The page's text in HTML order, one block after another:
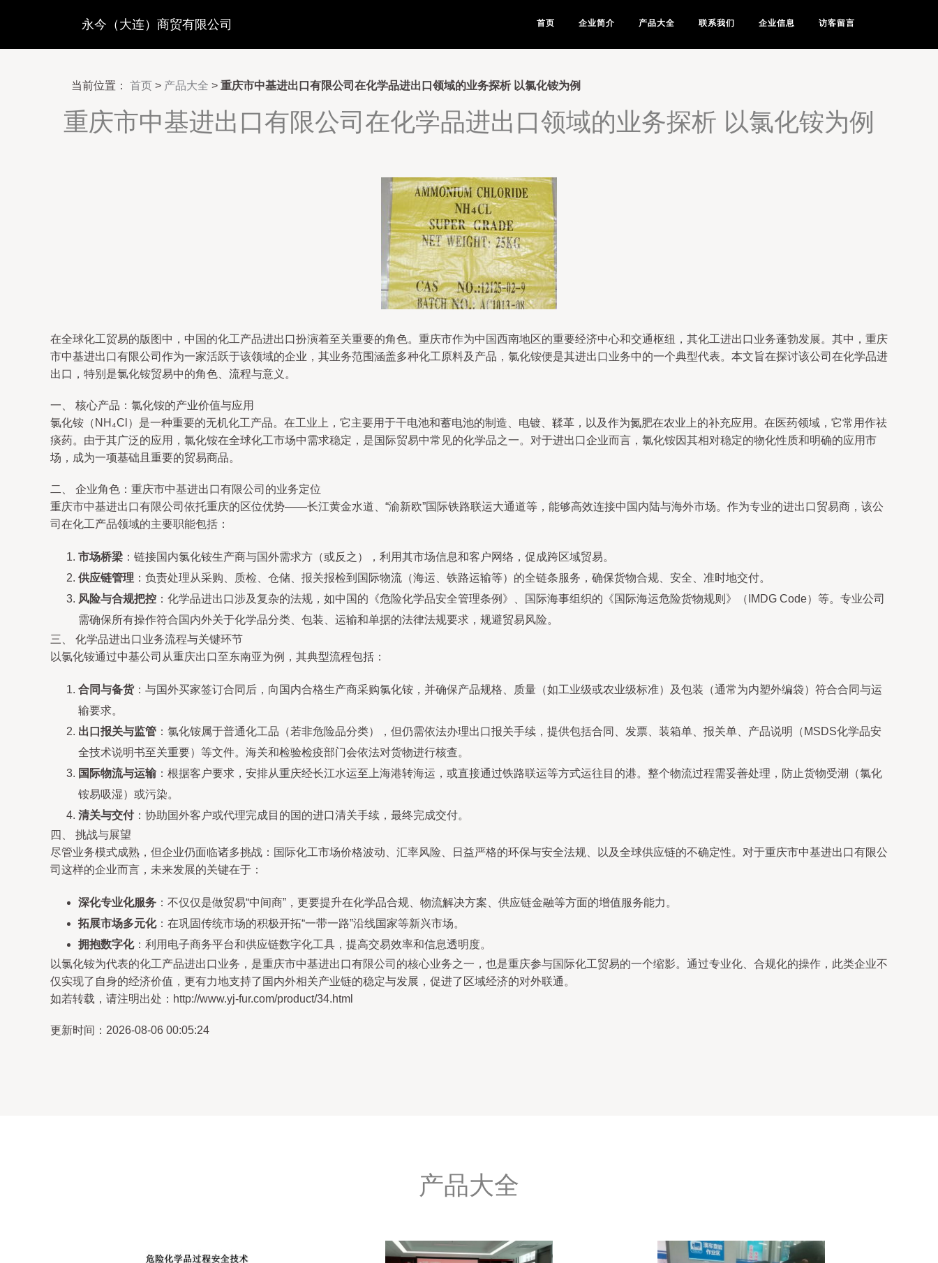
永今（大连）商贸有限公司 首页 企业简介 产品大全 联系我们 企业信息 访客留言
当前位置： 首页 > 产品大全 > 重庆市中基进出口有限公司在化学品进出口领域的业务探析 以氯化铵为例
重庆市中基进出口有限公司在化学品进出口领域的业务探析 以氯化铵为例
在全球化工贸易的版图中，中国的化工产品进出口扮演着至关重要的角色。重庆市作为中国西南地区的重要经济中心和交通枢纽，其化工进出口业务蓬勃发展。其中，重庆
市中基进出口有限公司作为一家活跃于该领域的企业，其业务范围涵盖多种化工原料及产品，氯化铵便是其进出口业务中的一个典型代表。本文旨在探讨该公司在化学品进
出口，特别是氯化铵贸易中的角色、流程与意义。
一、 核心产品：氯化铵的产业价值与应用
氯化铵（NH₄Cl）是一种重要的无机化工产品。在工业上，它主要用于干电池和蓄电池的制造、电镀、鞣革，以及作为氮肥在农业上的补充应用。在医药领域，它常用作祛
痰药。由于其广泛的应用，氯化铵在全球化工市场中需求稳定，是国际贸易中常见的化学品之一。对于进出口企业而言，氯化铵因其相对稳定的物化性质和明确的应用市
场，成为一项基础且重要的贸易商品。
二、 企业角色：重庆市中基进出口有限公司的业务定位
重庆市中基进出口有限公司依托重庆的区位优势——长江黄金水道、“渝新欧”国际铁路联运大通道等，能够高效连接中国内陆与海外市场。作为专业的进出口贸易商，该公
司在化工产品领域的主要职能包括：
市场桥梁 ：链接国内氯化铵生产商与国外需求方（或反之），利用其市场信息和客户网络，促成跨区域贸易。
供应链管理 ：负责处理从采购、质检、仓储、报关报检到国际物流（海运、铁路运输等）的全链条服务，确保货物合规、安全、准时地交付。
风险与合规把控 ：化学品进出口涉及复杂的法规，如中国的《危险化学品安全管理条例》、国际海事组织的《国际海运危险货物规则》（IMDG Code）等。专业公司
需确保所有操作符合国内外关于化学品分类、包装、运输和单据的法律法规要求，规避贸易风险。
三、 化学品进出口业务流程与关键环节
以氯化铵通过中基公司从重庆出口至东南亚为例，其典型流程包括：
合同与备货：与国外买家签订合同后，向国内合格生产商采购氯化铵，并确保产品规格、质量（如工业级或农业级标准）及包装（通常为内塑外编袋）符合合同与运
输要求。
出口报关与监管 ：氯化铵属于普通化工品（若非危险品分类），但仍需依法办理出口报关手续，提供包括合同、发票、装箱单、报关单、产品说明（MSDS化学品安
全技术说明书至关重要）等文件。海关和检验检疫部门会依法对货物进行核查。
国际物流与运输 ：根据客户要求，安排从重庆经长江水运至上海港转海运，或直接通过铁路联运等方式运往目的港。整个物流过程需妥善处理，防止货物受潮（氯化
铵易吸湿）或污染。
清关与交付：协助国外客户或代理完成目的国的进口清关手续，最终完成交付。
四、 挑战与展望
尽管业务模式成熟，但企业仍面临诸多挑战：国际化工市场价格波动、汇率风险、日益严格的环保与安全法规、以及全球供应链的不确定性。对于重庆市中基进出口有限公
司这样的企业而言，未来发展的关键在于：
深化专业化服务 ：不仅仅是做贸易“中间商”，更要提升在化学品合规、物流解决方案、供应链金融等方面的增值服务能力。
拓展市场多元化：在巩固传统市场的积极开拓“一带一路”沿线国家等新兴市场。
拥抱数字化：利用电子商务平台和供应链数字化工具，提高交易效率和信息透明度。
以氯化铵为代表的化工产品进出口业务，是重庆市中基进出口有限公司的核心业务之一，也是重庆参与国际化工贸易的一个缩影。通过专业化、合规化的操作，此类企业不
仅实现了自身的经济价值，更有力地支持了国内外相关产业链的稳定与发展，促进了区域经济的对外联通。
如若转载，请注明出处：http://www.yj-fur.com/product/34.html
更新时间：2026-08-06 00:05:24
产品大全